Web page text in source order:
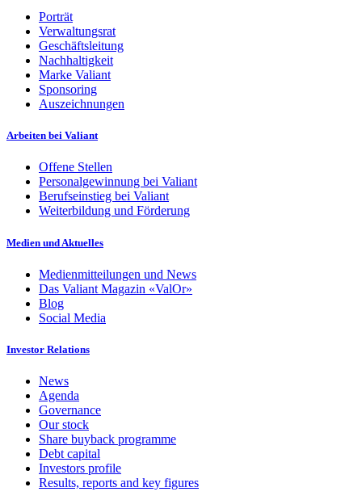
Porträt
Verwaltungsrat
Geschäftsleitung
Nachhaltigkeit
Marke Valiant
Sponsoring
Auszeichnungen
Arbeiten bei Valiant
Offene Stellen
Personalgewinnung bei Valiant
Berufseinstieg bei Valiant
Weiterbildung und Förderung
Medien und Aktuelles
Medienmitteilungen und News
Das Valiant Magazin «ValOr»
Blog
Social Media
Investor Relations
News
Agenda
Governance
Our stock
Share buyback programme
Debt capital
Investors profile
Results, reports and key figures